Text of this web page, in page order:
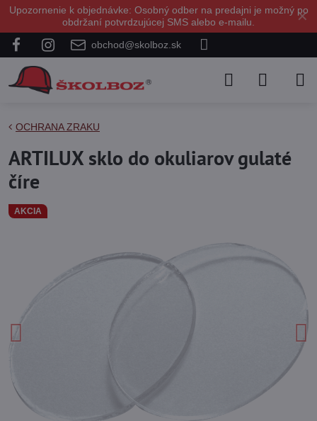
✕
Upozornenie k objednávke: Osobný odber na predajni je možný po
obdržaní potvrdzujúcej SMS alebo e-mailu.
obchod@skolboz.sk
AKCIA
OCHRANA ZRAKU
ARTILUX sklo do okuliarov gulaté
číre